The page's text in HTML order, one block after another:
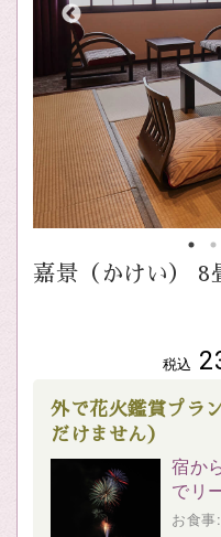
嘉景（かけい） 8
税込
外で花火鑑賞プラ
だけません）
宿か
でリ
お食事